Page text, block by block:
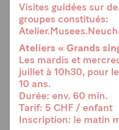
Visites guidées sur
groupes constitués:
Ateliers « Grands
Les mardis et
juillet à 10h30, pour
10 ans.
Durée: env. 60 min.
Tarif: 5 CHF / enfant
Inscription: le matin